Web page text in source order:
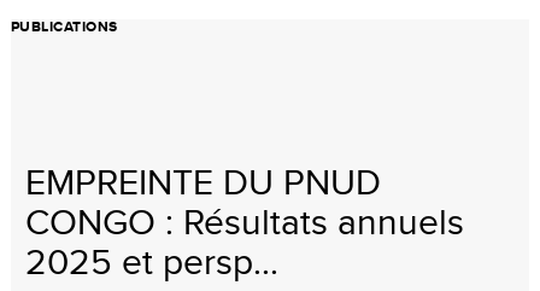
PUBLICATIONS
EMPREINTE DU PNUD
CONGO : Résultats annuels
2025 et persp...